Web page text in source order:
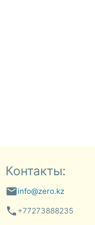
Контакты:
emailinfo@zero.kz
phone +77273888235